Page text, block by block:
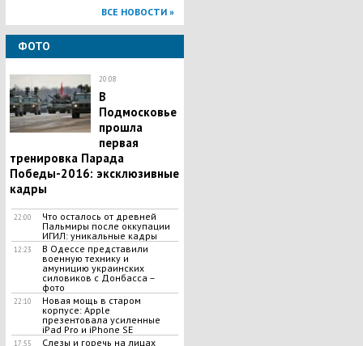
ВСЕ НОВОСТИ »
ФОТО
20:08
В
Подмосковье
прошла
первая
тренировка Парада
Победы-2016: эксклюзивные
кадры
22:00
Что осталось от древней
Пальмиры после оккупации
ИГИЛ: уникальные кадры
12:23
В Одессе представили
военную технику и
амуницию украинских
силовиков с Донбасса –
фото
22:10
Новая мощь в старом
корпусе: Apple
презентовала усиленные
iPad Pro и iPhone SE
17:55 Слезы и горечь на лицах